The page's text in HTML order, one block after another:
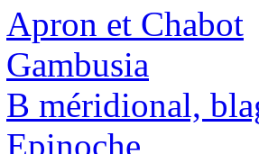
Apron et Chabot
Gambusia
B méridional,
Epinoche